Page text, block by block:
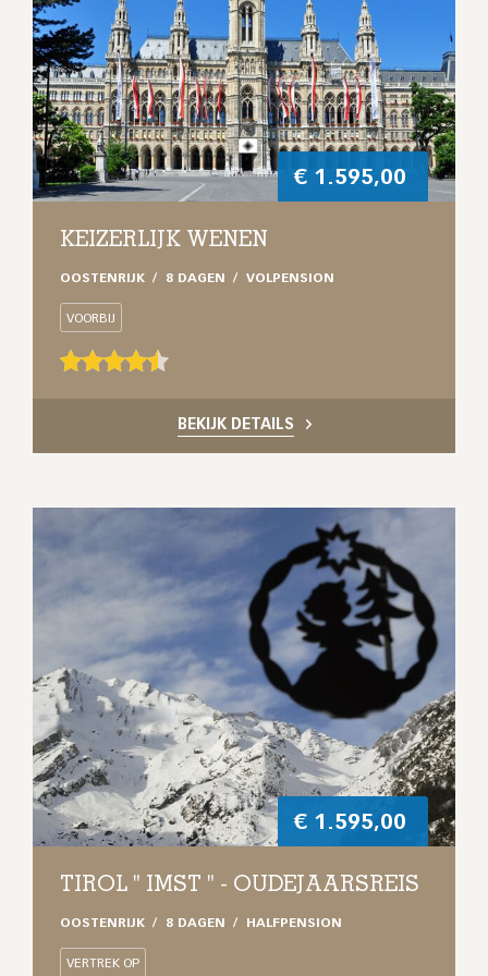
€ 1.595,00
KEIZERLIJK WENEN
OOSTENRIJK 8 DAGEN VOLPENSION
VOORBIJ
BEKIJK DETAILS
€ 1.595,00
TIROL " IMST " - OUDEJAARSREIS
OOSTENRIJK 8 DAGEN HALFPENSION
VERTREK OP